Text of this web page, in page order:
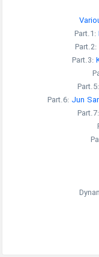
Part.1:
Part.2:
Part.3:
Part.5:
Part.6: Jun
Part.7: